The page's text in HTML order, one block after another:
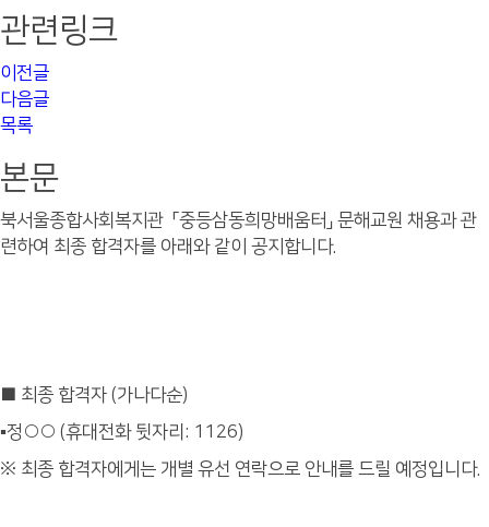
관련링크
이전글
다음글
목록
본문
북서울종합사회복지관 「중등삼동희망배움터」 문해교원 채용과 관
련하여 최종 합격자를 아래와 같이 공지합니다.
■ 최종 합격자 (가나다순)
▪정○○ (휴대전화 뒷자리: 1126)
※ 최종 합격자에게는 개별 유선 연락으로 안내를 드릴 예정입니다.